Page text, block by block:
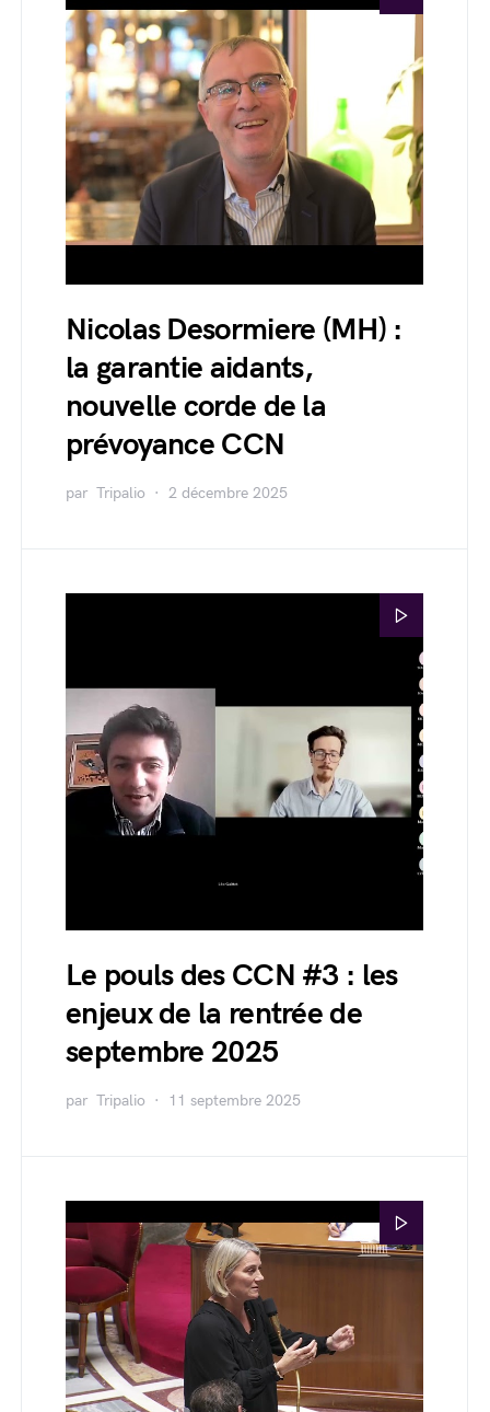
Nicolas Desormiere (MH) :
la garantie aidants,
nouvelle corde de la
prévoyance CCN
par Tripalio 2 décembre 2025
Le pouls des CCN #3 : les
enjeux de la rentrée de
septembre 2025
par Tripalio 11 septembre 2025